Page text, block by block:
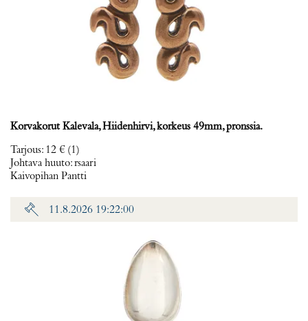
Korvakorut Kalevala, Hiidenhirvi, korkeus 49mm, pronssia.
Tarjous: 12 € (1)
Johtava huuto:rsaari
Kaivopihan Pantti
11.8.2026 19:22:00